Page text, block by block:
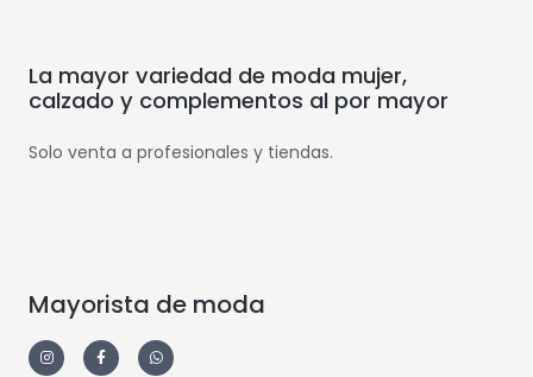
La mayor variedad de moda mujer,
calzado y complementos al por mayor
Solo venta a profesionales y tiendas.
Mayorista de moda